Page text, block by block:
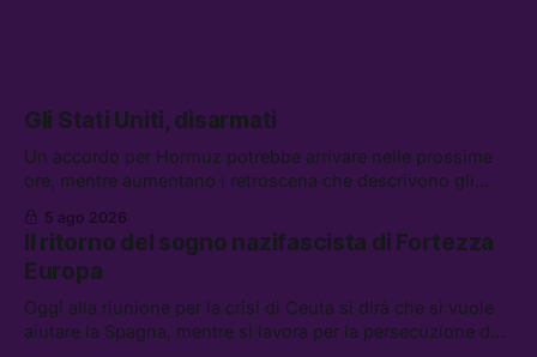
Gli Stati Uniti, disarmati
Un accordo per Hormuz potrebbe arrivare nelle prossime
ore, mentre aumentano i retroscena che descrivono gli
chi aspetta i dispersi di Ceuta, il boom dei carburanti
diluiti, e quanti attivisti anti data center sono stati arrestati
5 ago 2026
Il ritorno del sogno nazifascista di Fortezza
Europa
Oggi alla riunione per la crisi di Ceuta si dirà che si vuole
aiutare la Spagna, mentre si lavora per la persecuzione dei